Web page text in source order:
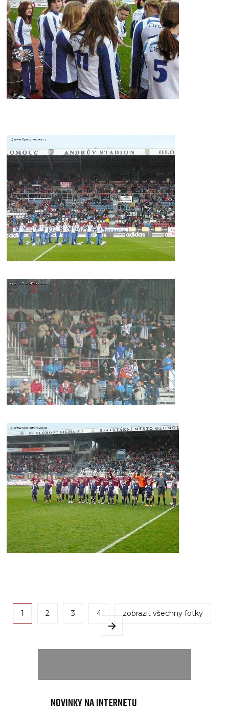
1 2 3 4 zobrazit všechny fotky